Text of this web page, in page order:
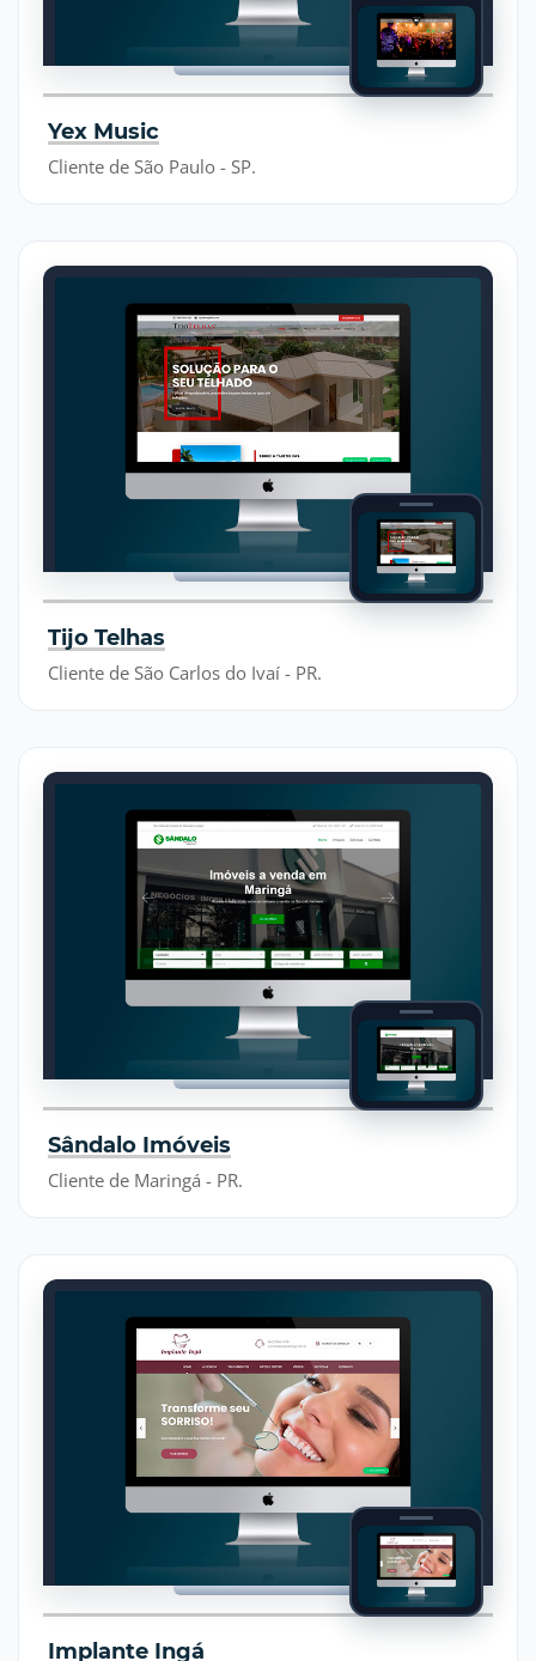
Yex Music
Cliente de São Paulo - SP.
Tijo Telhas
Cliente de São Carlos do Ivaí - PR.
Sândalo Imóveis
Cliente de Maringá - PR.
Implante Ingá